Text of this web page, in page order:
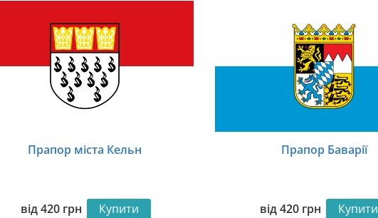
Прапор міста Кельн
від420 грн Купити
Прапор Баварії
від420 грн Купити